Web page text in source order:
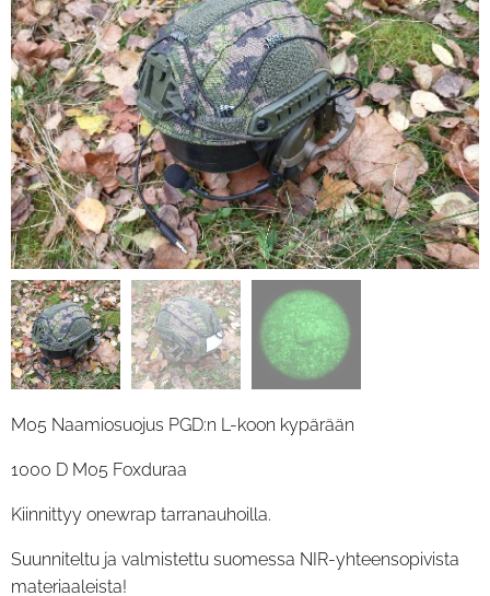
M05 Naamiosuojus PGD:n L-koon kypärään
1000 D M05 Foxduraa
Kiinnittyy onewrap tarranauhoilla.
Suunniteltu ja valmistettu suomessa NIR-yhteensopivista
materiaaleista!